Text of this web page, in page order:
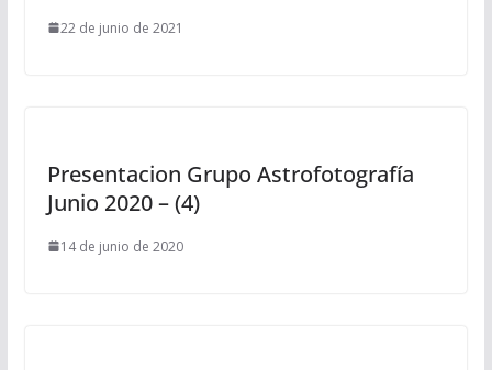
22 de junio de 2021
Presentacion Grupo Astrofotografía
Junio 2020 – (4)
14 de junio de 2020